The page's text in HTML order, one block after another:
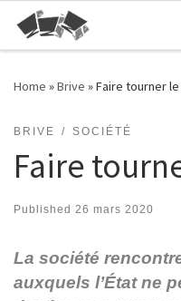
Skip to content
Home »Brive »Faire tourner
BRIVE SOCIÉTÉ
Faire
Published 26 mars 2020
La société
auxquels l’État ne